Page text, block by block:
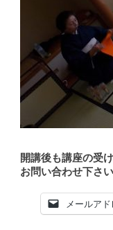
開講後も講座の受
お問い合わせ下さい
メールア